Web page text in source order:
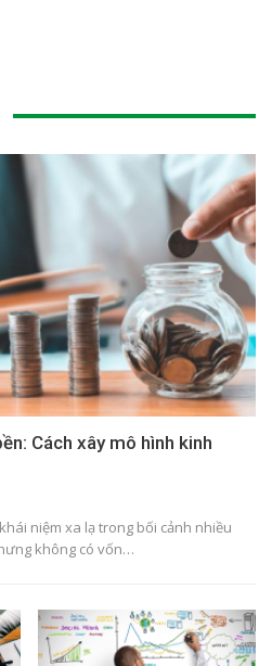
Cách xây mô hình kinh
niệm xa lạ trong bối cảnh nhiều
không có vốn…